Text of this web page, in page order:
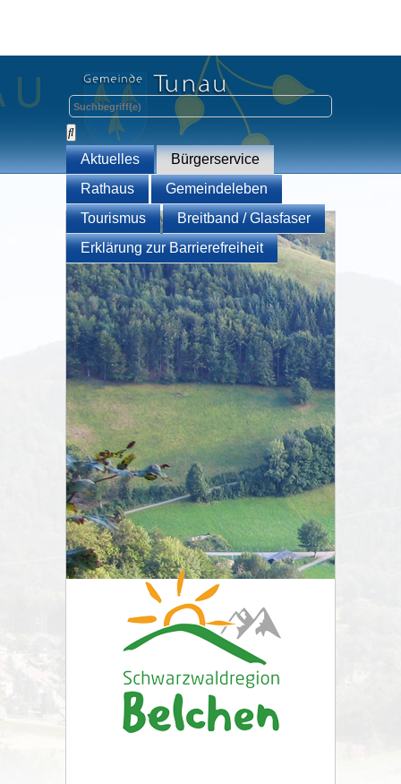
Aktuelles
Bürgerservice
Rathaus
Gemeindeleben
Tourismus
Breitband / Glasfaser
Erklärung zur Barrierefreiheit